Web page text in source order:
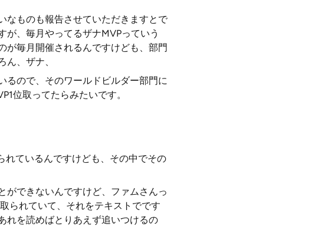
なものも報告させていただきますとで
、毎月やってるザナMVPっていう
が毎月開催されるんですけども、部門
、ザナ、
るので、そのワールドビルダー部門に
位取ってたらみたいです。
れているんですけども、その中でその
ができないんですけど、ファムさんっ
られていて、それをテキストでです
れを読めばとりあえず追いつけるの